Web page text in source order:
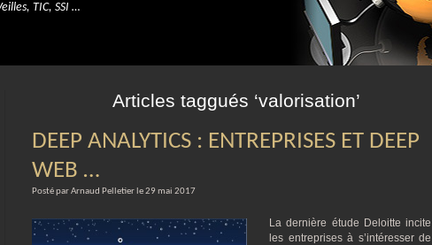
TIC, SSI …
Articles taggués ‘valorisation’
DEEP ANALYTICS : ENTREPRISES ET DEEP
WEB …
Posté par Arnaud Pelletier le 29 mai 2017
La dernière étude Deloitte incite
les entreprises à s’intéresser de